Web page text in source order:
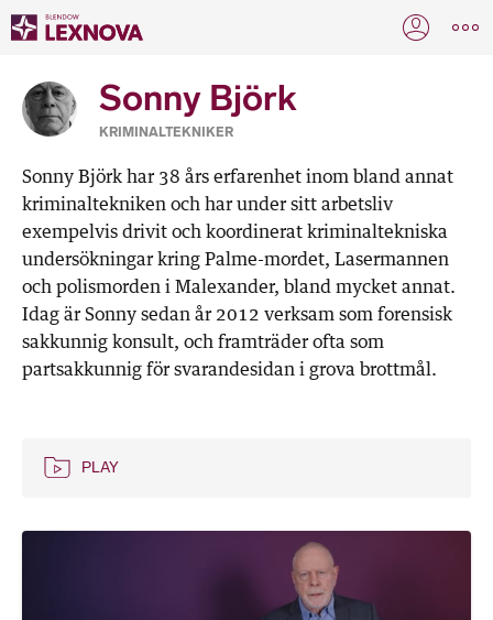
Sonny Björk
KRIMINALTEKNIKER
Sonny Björk har 38 års erfarenhet inom bland annat
kriminaltekniken och har under sitt arbetsliv
exempelvis drivit och koordinerat kriminaltekniska
undersökningar kring Palme-mordet, Lasermannen
och polismorden i Malexander, bland mycket annat.
Idag är Sonny sedan år 2012 verksam som forensisk
sakkunnig konsult, och framträder ofta som
partsakkunnig för svarandesidan i grova brottmål.
PLAY